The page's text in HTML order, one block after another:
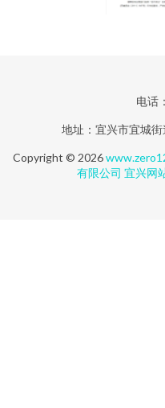
电话
地址：宜兴市宜城
Copyright © 2026
有限公司 宜兴网